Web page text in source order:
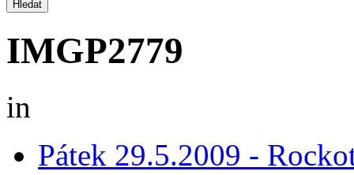
IMGP2779
in
Pátek 29.5.2009 -